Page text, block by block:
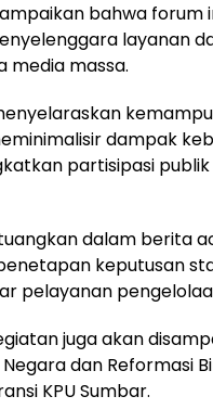
bahwa forum
layanan
media massa.
dampak
partisipasi
dalam berita
keputusan
pelayanan
juga akan
dan Reformasi
KPU Sumbar.